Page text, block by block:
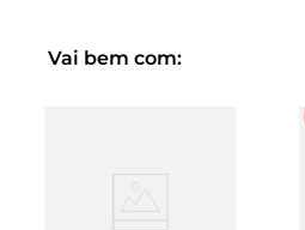
Vai bem com: